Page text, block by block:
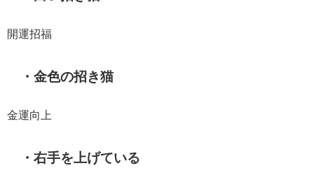
開運招福
・金色の招き猫
金運向上
・右手を上げている